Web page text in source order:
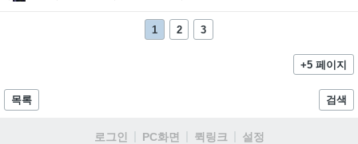
1 2 3
+5 페이지
목록 검색
로그인 PC화면 퀵링크
설정